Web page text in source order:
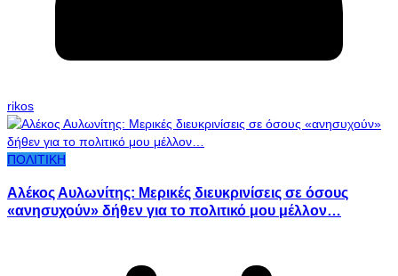
rikos
ΠΟΛΙΤΙΚΗ
Αλέκος Αυλωνίτης: Μερικές διευκρινίσεις σε όσους
«ανησυχούν» δήθεν για το πολιτικό μου μέλλον…